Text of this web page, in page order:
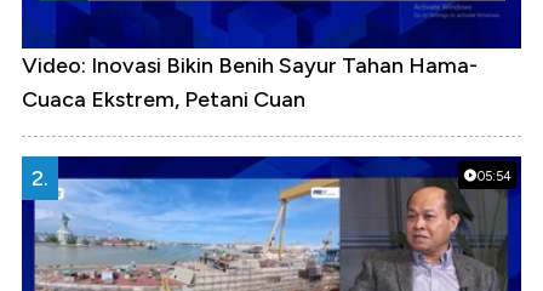
Video: Inovasi Bikin Benih Sayur Tahan Hama-
Cuaca Ekstrem, Petani Cuan
05:54
2.